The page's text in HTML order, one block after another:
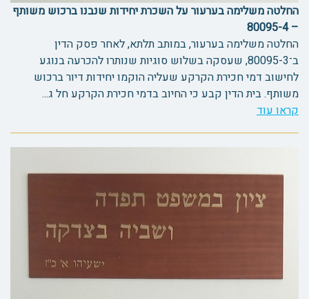
החלטה משלימה בערעור על השכרת יחידות שנבנו ברכוש משותף
– 80095-4
החלטה משלימה בערעור, במותב תלתא, לאחר פסק הדין
ב־80095-3, שעסקה בשלוש סוגיות שנותרו להכרעה בנוגע
לחישוב דמי חכירת הקרקע שעליה הוקמו יחידות דיור ברכוש
משותף. בית הדין קבע כי החיוב בדמי חכירת הקרקע חל ג...
קראו עוד